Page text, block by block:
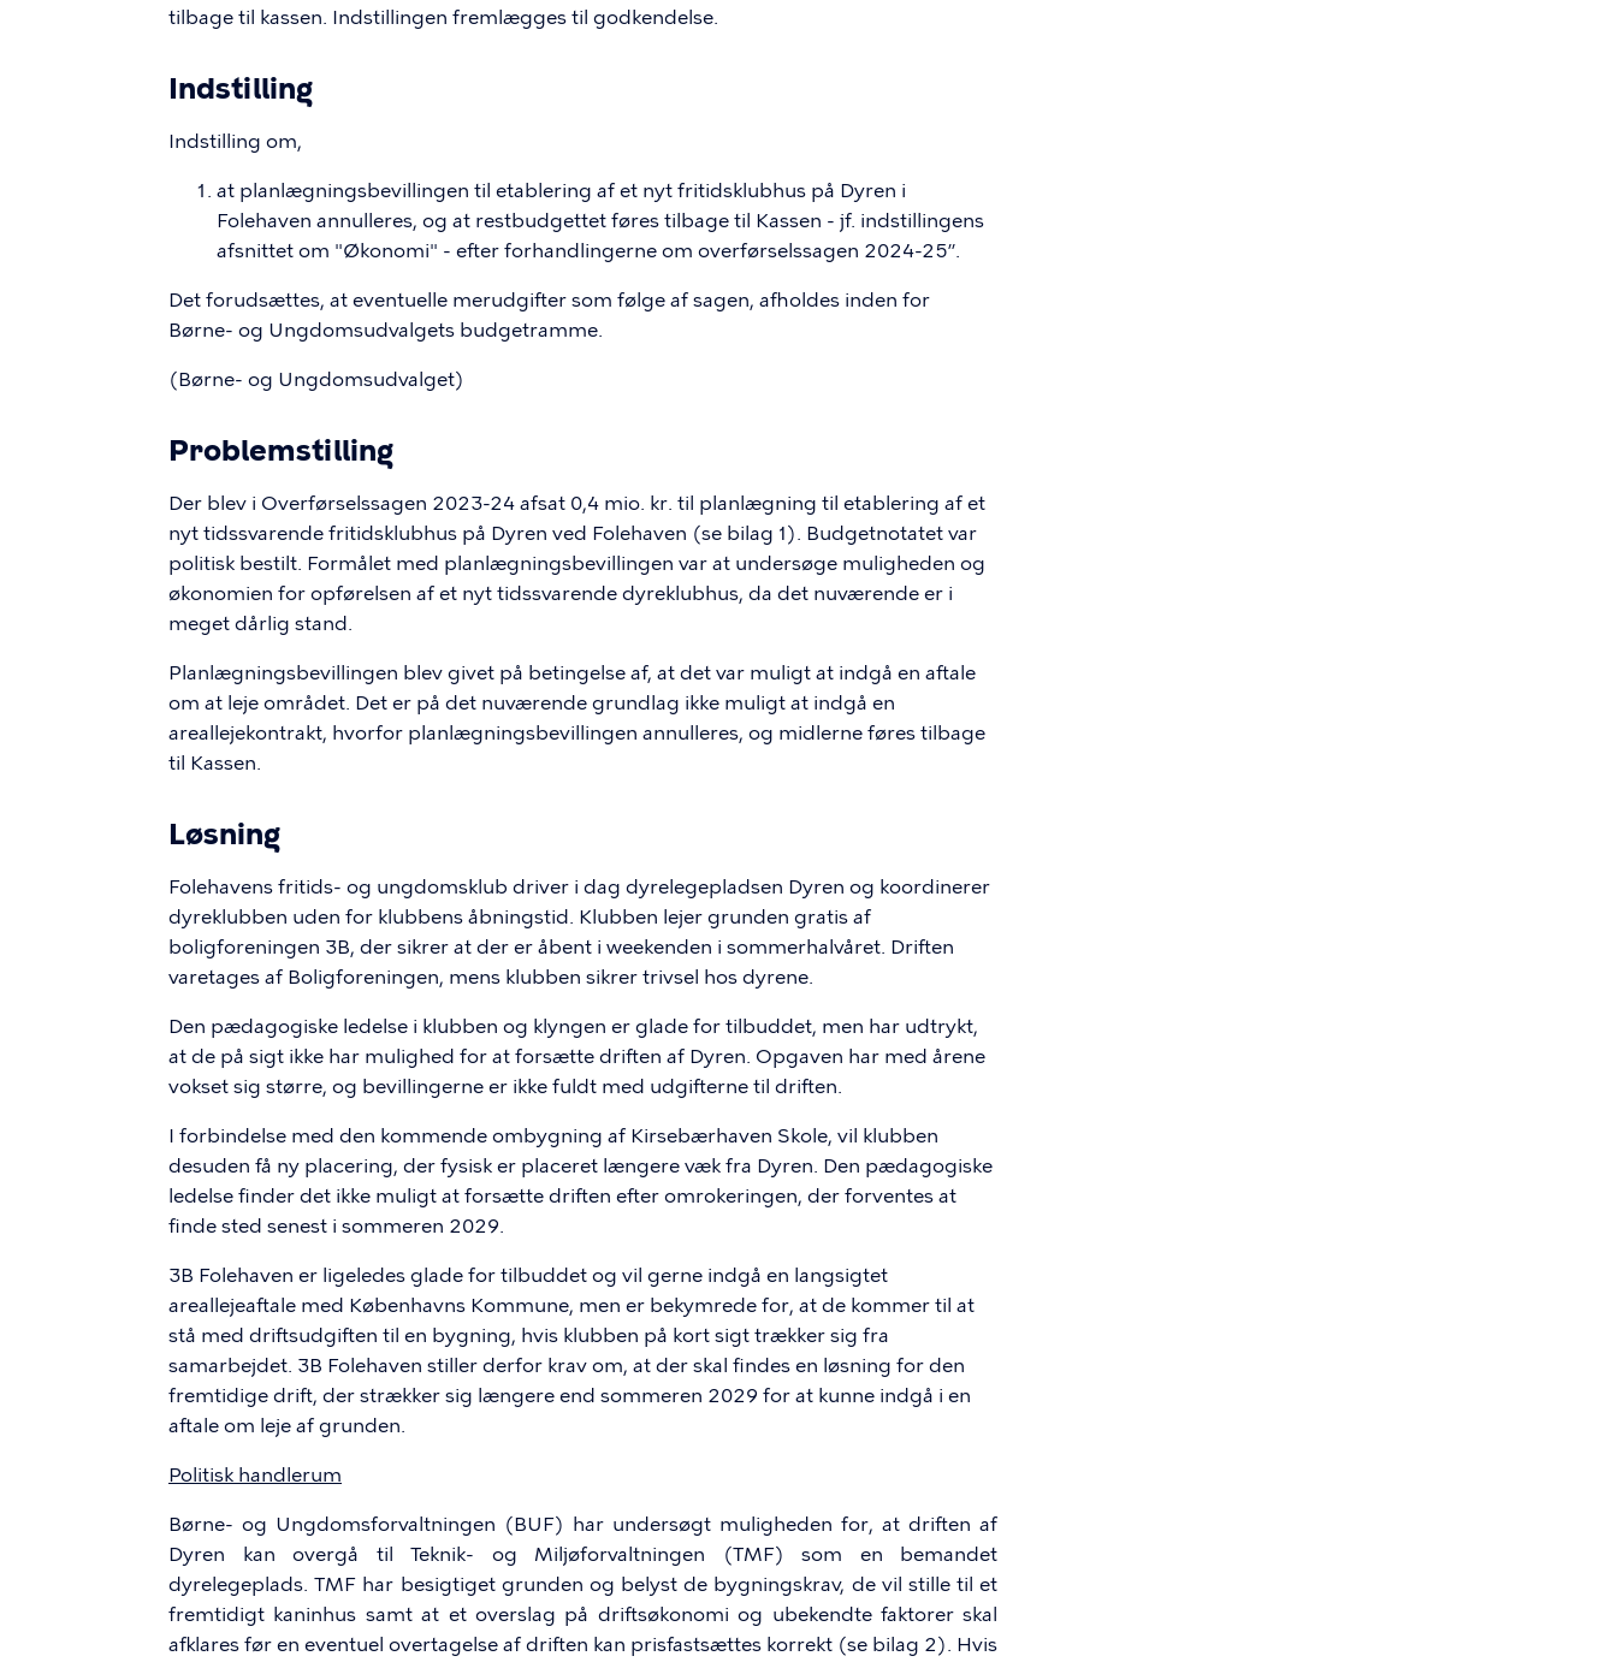
tilbage til kassen. Indstillingen fremlægges til godkendelse.
Indstilling
Indstilling om,
at planlægningsbevillingen til etablering af et nyt fritidsklubhus på Dyren i
Folehaven annulleres, og at restbudgettet føres tilbage til Kassen - jf. indstillingens
afsnittet om "Økonomi" - efter forhandlingerne om overførselssagen 2024-25”.
Det forudsættes, at eventuelle merudgifter som følge af sagen, afholdes inden for
Børne- og Ungdomsudvalgets budgetramme.
(Børne- og Ungdomsudvalget)
Problemstilling
Der blev i Overførselssagen 2023-24 afsat 0,4 mio. kr. til planlægning til etablering af et
nyt tidssvarende fritidsklubhus på Dyren ved Folehaven (se bilag 1). Budgetnotatet var
politisk bestilt. Formålet med planlægningsbevillingen var at undersøge muligheden og
økonomien for opførelsen af et nyt tidssvarende dyreklubhus, da det nuværende er i
meget dårlig stand.
Planlægningsbevillingen blev givet på betingelse af, at det var muligt at indgå en aftale
om at leje området. Det er på det nuværende grundlag ikke muligt at indgå en
areallejekontrakt, hvorfor planlægningsbevillingen annulleres, og midlerne føres tilbage
til Kassen.
Løsning
Folehavens fritids- og ungdomsklub driver i dag dyrelegepladsen Dyren og koordinerer
dyreklubben uden for klubbens åbningstid. Klubben lejer grunden gratis af
boligforeningen 3B, der sikrer at der er åbent i weekenden i sommerhalvåret. Driften
varetages af Boligforeningen, mens klubben sikrer trivsel hos dyrene.
Den pædagogiske ledelse i klubben og klyngen er glade for tilbuddet, men har udtrykt,
at de på sigt ikke har mulighed for at forsætte driften af Dyren. Opgaven har med årene
vokset sig større, og bevillingerne er ikke fuldt med udgifterne til driften.
I forbindelse med den kommende ombygning af Kirsebærhaven Skole, vil klubben
desuden få ny placering, der fysisk er placeret længere væk fra Dyren. Den pædagogiske
ledelse finder det ikke muligt at forsætte driften efter omrokeringen, der forventes at
finde sted senest i sommeren 2029.
3B Folehaven er ligeledes glade for tilbuddet og vil gerne indgå en langsigtet
areallejeaftale med Københavns Kommune, men er bekymrede for, at de kommer til at
stå med driftsudgiften til en bygning, hvis klubben på kort sigt trækker sig fra
samarbejdet. 3B Folehaven stiller derfor krav om, at der skal findes en løsning for den
fremtidige drift, der strækker sig længere end sommeren 2029 for at kunne indgå i en
aftale om leje af grunden.
Politisk handlerum
Børne- og Ungdomsforvaltningen (BUF) har undersøgt muligheden for, at driften af
Dyren kan overgå til Teknik- og Miljøforvaltningen (TMF) som en bemandet
dyrelegeplads. TMF har besigtiget grunden og belyst de bygningskrav, de vil stille til et
fremtidigt kaninhus samt at et overslag på driftsøkonomi og ubekendte faktorer skal
afklares før en eventuel overtagelse af driften kan prisfastsættes korrekt (se bilag 2). Hvis